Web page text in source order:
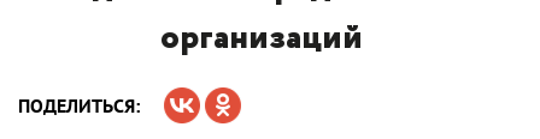
организаций
ПОДЕЛИТЬСЯ: